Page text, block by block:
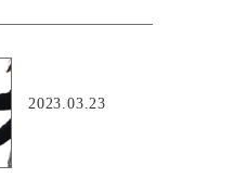
2023.03.23